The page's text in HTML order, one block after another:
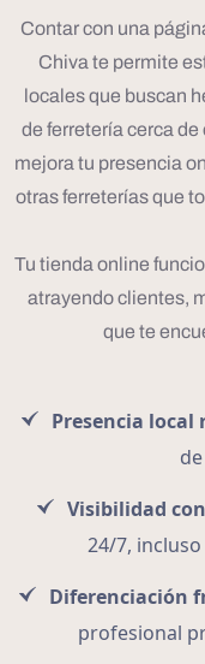
Contar con una
Chiva te permite
locales que buscan
de ferretería cerca
mejora tu presencia
otras ferreterías que
Tu tienda online
atrayendo clientes,
que te
Presencia local
Visibilidad
24/7,
Diferenciación
profesional